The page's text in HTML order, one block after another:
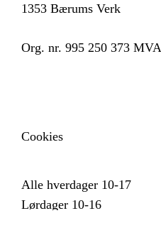
1353 Bærums Verk
Org. nr. 995 250 373 MVA
Cookies
Alle hverdager 10-17
Lørdager 10-16